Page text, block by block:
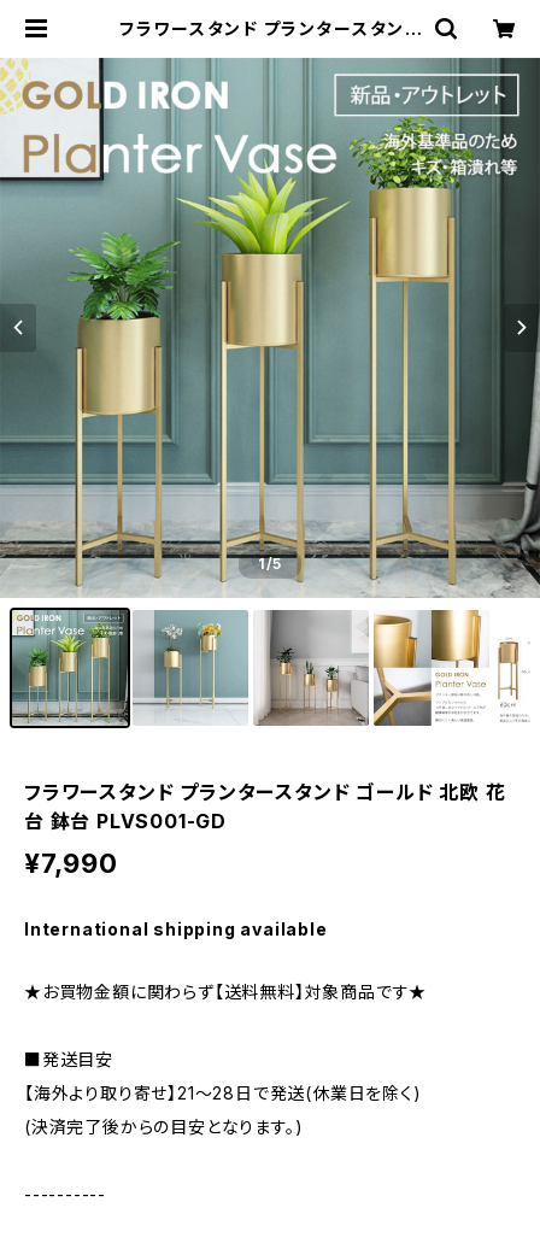
フラワースタンド プランタースタンド
1/5
フラワースタンド プランタースタンド ゴールド 北欧 花
台 鉢台 PLVS001-GD
¥7,990
International shipping available
★お買物金額に関わらず【送料無料】対象商品です★
■発送目安
【海外より取り寄せ】21〜28日で発送(休業日を除く)
(決済完了後からの目安となります。)
----------